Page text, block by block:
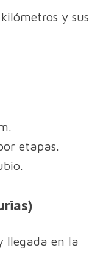
y sus
etapas.
llegada en la